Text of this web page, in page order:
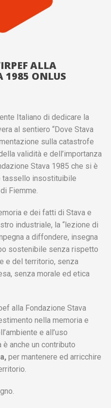
ALLA
1985 ONLUS
Italiano di dedicare la
al sentiero “Dove Stava
sulla catastrofe
validità e dell’importanza
Stava 1985 che si è
tassello insostituibile
Fiemme.
e dei fatti di Stava e
industriale, la “lezione di
a diffondere, insegna
sostenibile senza rispetto
e del territorio, senza
senza morale ed etica
alla Fondazione Stava
nella memoria e
e all’uso
anche un contributo
per mantenere ed arricchire